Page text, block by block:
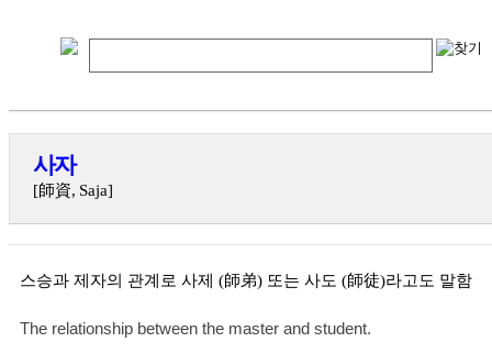
사자
[師資, Saja]
스승과 제자의 관계로 사제 (師弟) 또는 사도 (師徒)라고도 말함
The relationship between the master and student.